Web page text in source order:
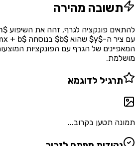
תשובה מהירה
המאפיינים של הגרף עם הפונקציות
מושלמת.
תרגיל לדוגמא
תמונה תטען בקרוב...